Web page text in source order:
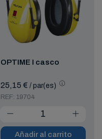
OPTIME I casco
25,15 € / par(es)
REF: 19704
Añadir al carrito